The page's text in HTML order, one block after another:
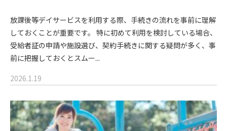
放課後等デイサービスを利用する際、手続きの流れを事前に理解
しておくことが重要です。 特に初めて利用を検討している場合、
受給者証の申請や施設選び、契約手続きに関する疑問が多く、事
前に把握しておくとスムー...
2026.1.19